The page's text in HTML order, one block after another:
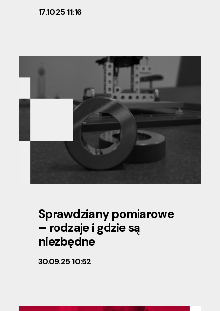
17.10.25 11:16
Sprawdziany pomiarowe
– rodzaje i gdzie są
niezbędne
30.09.25 10:52